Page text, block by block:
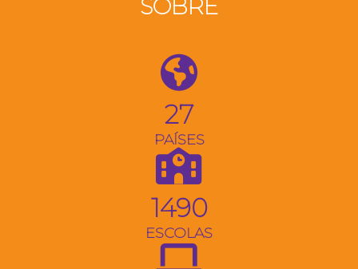
SOBRE
27
PAÍSES
1490
ESCOLAS